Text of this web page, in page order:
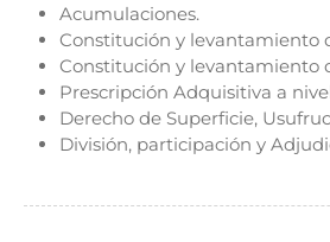
Acumulaciones.
Constitución y levantamiento
Constitución y levantamiento
Prescripción Adquisitiva a
Derecho de Superficie,
División, participación y